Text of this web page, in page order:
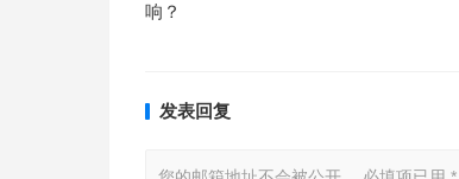
响？
发表回复